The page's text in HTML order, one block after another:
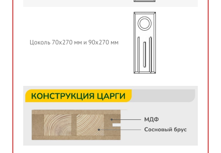
Цоколь 70х270 мм и 90х270 мм